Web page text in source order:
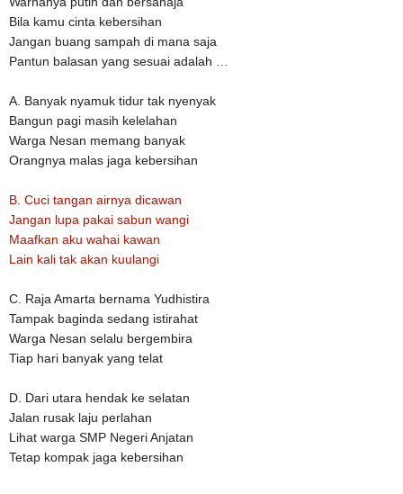
Bila kamu cinta kebersihan
Jangan buang sampah di mana saja
Pantun balasan yang sesuai adalah …
A. Banyak nyamuk tidur tak nyenyak
Bangun pagi masih kelelahan
Warga Nesan memang banyak
Orangnya malas jaga kebersihan
B. Cuci tangan airnya dicawan
Jangan lupa pakai sabun wangi
Maafkan aku wahai kawan
Lain kali tak akan kuulangi
C. Raja Amarta bernama Yudhistira
Tampak baginda sedang istirahat
Warga Nesan selalu bergembira
Tiap hari banyak yang telat
D. Dari utara hendak ke selatan
Jalan rusak laju perlahan
Lihat warga SMP Negeri Anjatan
Tetap kompak jaga kebersihan